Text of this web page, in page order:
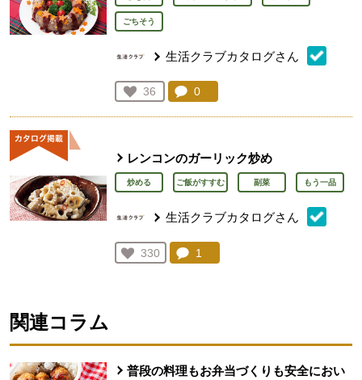
ごちそう
生活クラブカタログさん
お気に入り登録：
36
人が登録
コメント：
0
レンコンのガーリック炒め
炒める ご飯がすすむ 副菜 もう一品
生活クラブカタログさん
お気に入り登録：
330
人が登録
コメント：
1
関連コラム
普段の料理もお弁当づくりも安全におい